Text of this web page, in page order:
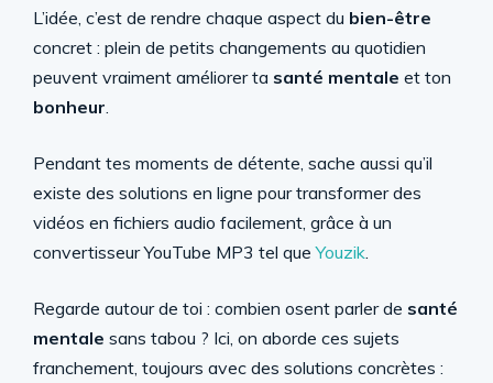
L’idée, c’est de rendre chaque aspect du bien-être
concret : plein de petits changements au quotidien
peuvent vraiment améliorer ta santé mentale et ton
bonheur.
Pendant tes moments de détente, sache aussi qu’il
existe des solutions en ligne pour transformer des
vidéos en fichiers audio facilement, grâce à un
convertisseur YouTube MP3 tel queYouzik.
Regarde autour de toi : combien osent parler de santé
mentale sans tabou ? Ici, on aborde ces sujets
franchement, toujours avec des solutions concrètes :